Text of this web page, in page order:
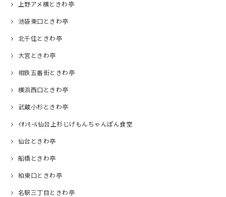
上野アメ横ときわ亭
池袋東口ときわ亭
北千住ときわ亭
大宮ときわ亭
相鉄五番街ときわ亭
横浜西口ときわ亭
武蔵小杉ときわ亭
ｲｵﾝﾓｰﾙ仙台上杉じげもんちゃんぽん食堂
仙台ときわ亭
船橋ときわ亭
柏東口ときわ亭
名駅三丁目ときわ亭